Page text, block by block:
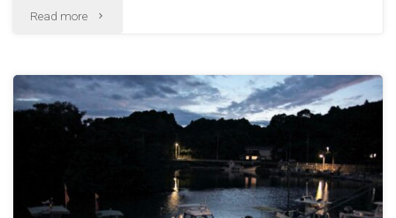
Read more "関
の
風
東